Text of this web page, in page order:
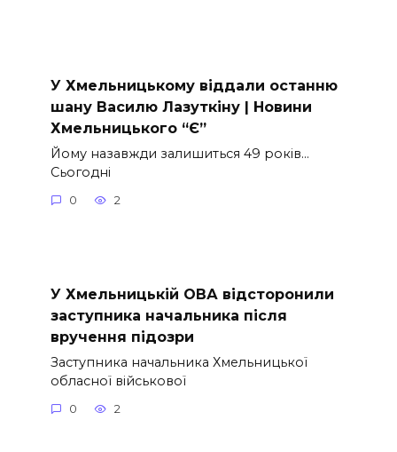
У Хмельницькому віддали останню
шану Василю Лазуткіну | Новини
Хмельницького “Є”
Йому назавжди залишиться 49 років…
Сьогодні
0 2
У Хмельницькій ОВА відсторонили
заступника начальника після
вручення підозри
Заступника начальника Хмельницької
обласної військової
0 2